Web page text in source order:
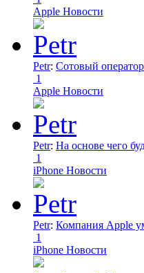
Apple Новости
Petr: Сотовый
1
Apple Новости
Petr: На основе чего
1
iPhone Новости
Petr: Компания Apple
1
iPhone Новости